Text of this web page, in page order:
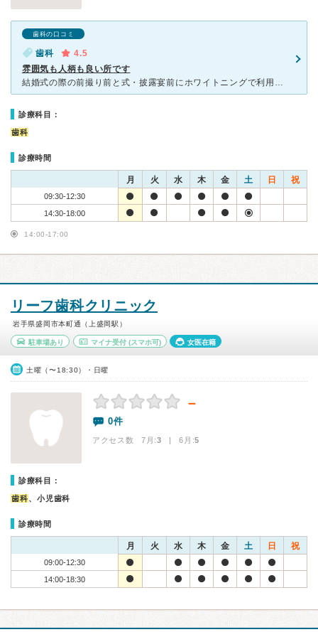
歯科の口コミ
歯科
4.5
雰囲気も人柄も良い所です
結婚式の際の前撮り前と式・披露宴前にホワイトニングで利用させていただきました。 私の選んだコースはオフィスホワイトニング＋ホームホワイトニングでした。初めてのホワイトニングで不安でしたが，説明等分か
診療科目：
歯科
診療時間
月 火 水 木 金 土 日 祝
09:30-12:30
14:30-18:00
14:00-17:00
リーフ歯科クリニック
岩手県盛岡市本町通（上盛岡駅）
駐車場あり マイナ受付(スマホ可) 女医在籍
土曜（〜18:30）・日曜
－
0件
アクセス数 7月:3 | 6月:5
診療科目：
歯科、小児歯科
診療時間
月 火 水 木 金 土 日 祝
09:00-12:30
14:00-18:30